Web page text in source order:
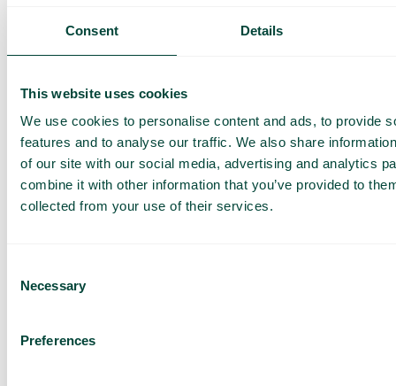
Consent Details
This website uses cookies
We use cookies to personalise content and ads, to provide
features and to analyse our traffic. We also share
of our site with our social media, advertising and analytics
combine it with other information that you’ve provided to
collected from your use of their services.
Selection
Necessary
Preferences
Tickets med AI
jeres kundesamtaler for en mere effektiv
Få en
skræddersyet
tilbud
Gennemgang af vores
Tilbud tilpasset din